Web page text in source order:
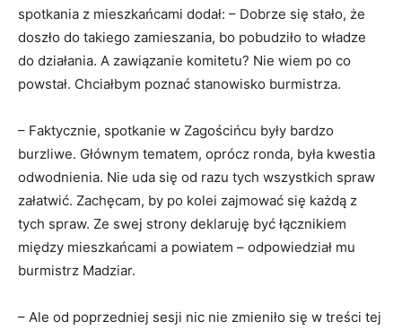
spotkania z mieszkańcami dodał: – Dobrze się stało, że
doszło do takiego zamieszania, bo pobudziło to władze
do działania. A zawiązanie komitetu? Nie wiem po co
powstał. Chciałbym poznać stanowisko burmistrza.
– Faktycznie, spotkanie w Zagościńcu były bardzo
burzliwe. Głównym tematem, oprócz ronda, była kwestia
odwodnienia. Nie uda się od razu tych wszystkich spraw
załatwić. Zachęcam, by po kolei zajmować się każdą z
tych spraw. Ze swej strony deklaruję być łącznikiem
między mieszkańcami a powiatem – odpowiedział mu
burmistrz Madziar.
– Ale od poprzedniej sesji nic nie zmieniło się w treści tej